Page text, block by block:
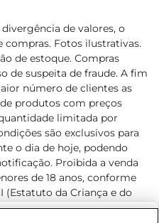
de valores, o
Fotos ilustrativas.
de estoque. Compras
de suspeita de fraude. A fim
número de clientes as
produtos com preços
limitada por
são exclusivos para
o dia de hoje, podendo
Proibida a venda
de 18 anos, conforme
(Estatuto da Criança e do
exclusivos para o